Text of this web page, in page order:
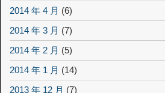
2014 年 4 月 (6)
2014 年 3 月 (7)
2014 年 2 月 (5)
2014 年 1 月 (14)
2013 年 12 月 (7)